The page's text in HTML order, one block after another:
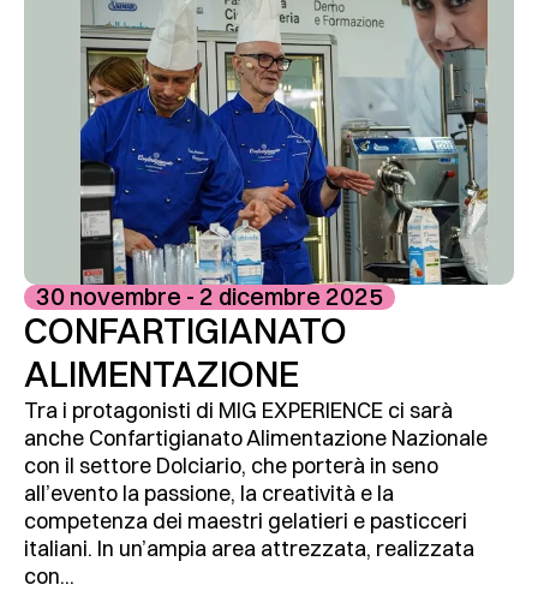
30 novembre - 2 dicembre 2025
CONFARTIGIANATO
ALIMENTAZIONE
Tra i protagonisti di MIG EXPERIENCE ci sarà
anche Confartigianato Alimentazione Nazionale
con il settore Dolciario, che porterà in seno
all’evento la passione, la creatività e la
competenza dei maestri gelatieri e pasticceri
italiani. In un’ampia area attrezzata, realizzata
con...